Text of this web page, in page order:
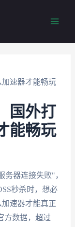
速器才能畅玩
国外打
能畅玩
务器连接失败"，
秒杀时，想必
速器才能真正
方数据，超过